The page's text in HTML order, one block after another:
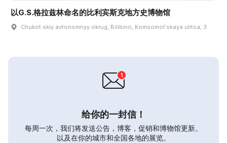
以G.S.格拉兹林命名的比利宾斯克地方史博物馆
Chukot·skiy avtonomnyy okrug, Bilibino, Komsomolʹskaya ulitsa, 3
给你的一封信！
每周一次，我们将发送公告，博客，促销和博物馆更新。
以及在你的城市和全国各地的展览。